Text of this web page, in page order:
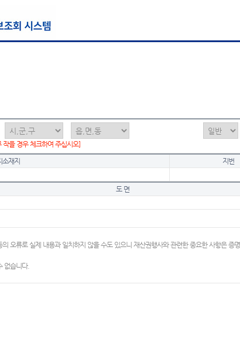
작을 경우 체크하여 주십시오]
소재지 지번
도 면
오류로 실제 내용과 일치하지 않을 수도 있으니 재산권행사와 관련한 중요한 사항은 증
없습니다.